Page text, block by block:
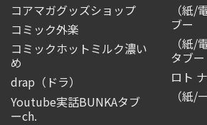
コアマガグッズショップ
コミック外楽
コミックホットミルク濃い
め
drap（ドラ）
Youtube実話BUNKAタブ
ーch.
（紙/
ブー
（紙/
タブー
ロト
（紙/